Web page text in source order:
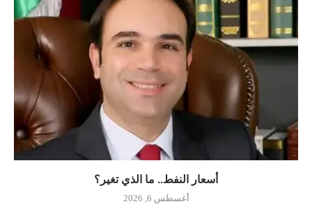
أسعار النفط.. ما الذي تغير؟
أغسطس 6, 2026